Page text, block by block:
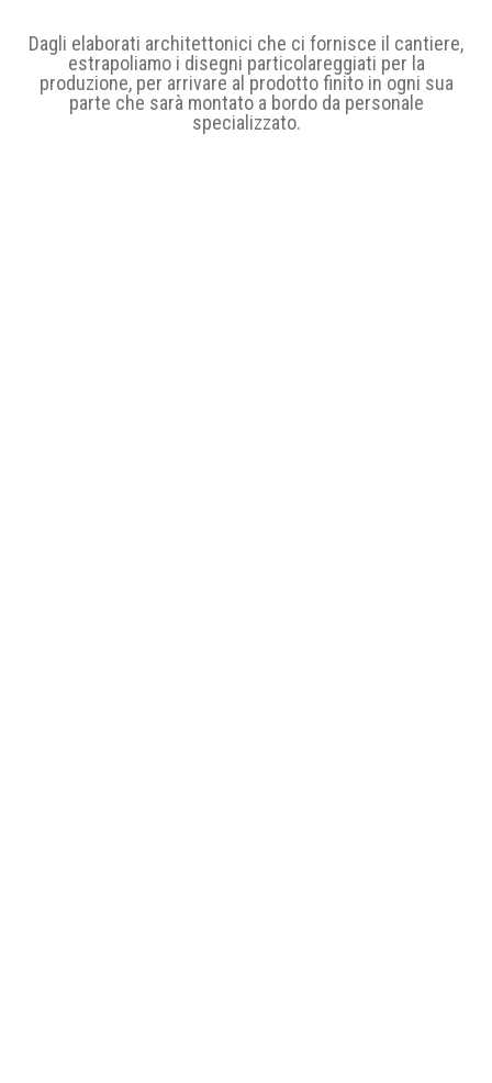
grandi
navi
Dagli elaborati architettonici che ci fornisce il cantiere,
estrapoliamo i disegni particolareggiati per la
produzione, per arrivare al prodotto finito in ogni sua
parte che sarà montato a bordo da personale
specializzato.